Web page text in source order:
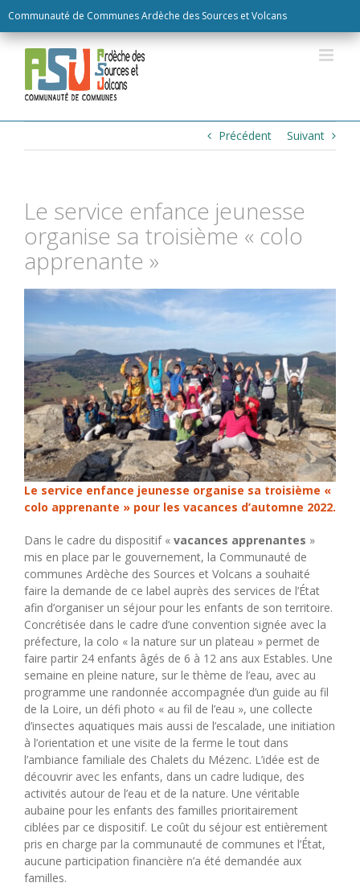
Communauté de Communes Ardèche des Sources et Volcans
to
content
Précédent Suivant
Le service enfance jeunesse
organise sa troisième « colo
apprenante »
Le service enfance jeunesse organise sa troisième «
colo apprenante » pour les vacances d’automne 2022.
Dans le cadre du dispositif « vacances apprenantes »
mis en place par le gouvernement, la Communauté de
communes Ardèche des Sources et Volcans a souhaité
faire la demande de ce label auprès des services de l’État
afin d’organiser un séjour pour les enfants de son territoire.
Concrétisée dans le cadre d’une convention signée avec la
préfecture, la colo « la nature sur un plateau » permet de
faire partir 24 enfants âgés de 6 à 12 ans aux Estables. Une
semaine en pleine nature, sur le thème de l’eau, avec au
programme une randonnée accompagnée d’un guide au fil
de la Loire, un défi photo « au fil de l’eau », une collecte
d’insectes aquatiques mais aussi de l’escalade, une initiation
à l’orientation et une visite de la ferme le tout dans
l’ambiance familiale des Chalets du Mézenc. L’idée est de
découvrir avec les enfants, dans un cadre ludique, des
activités autour de l’eau et de la nature. Une véritable
aubaine pour les enfants des familles prioritairement
ciblées par ce dispositif. Le coût du séjour est entièrement
pris en charge par la communauté de communes et l’État,
aucune participation financière n’a été demandée aux
familles.